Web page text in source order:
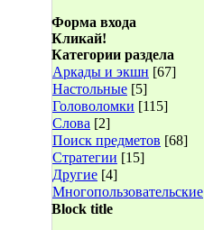
Форма входа
Кликай!
Категории раздела
Аркады и экшн [67]
Настольные [5]
Головоломки [115]
Слова [2]
Поиск предметов [68]
Стратегии [15]
Другие [4]
Многопользовательские
Block title